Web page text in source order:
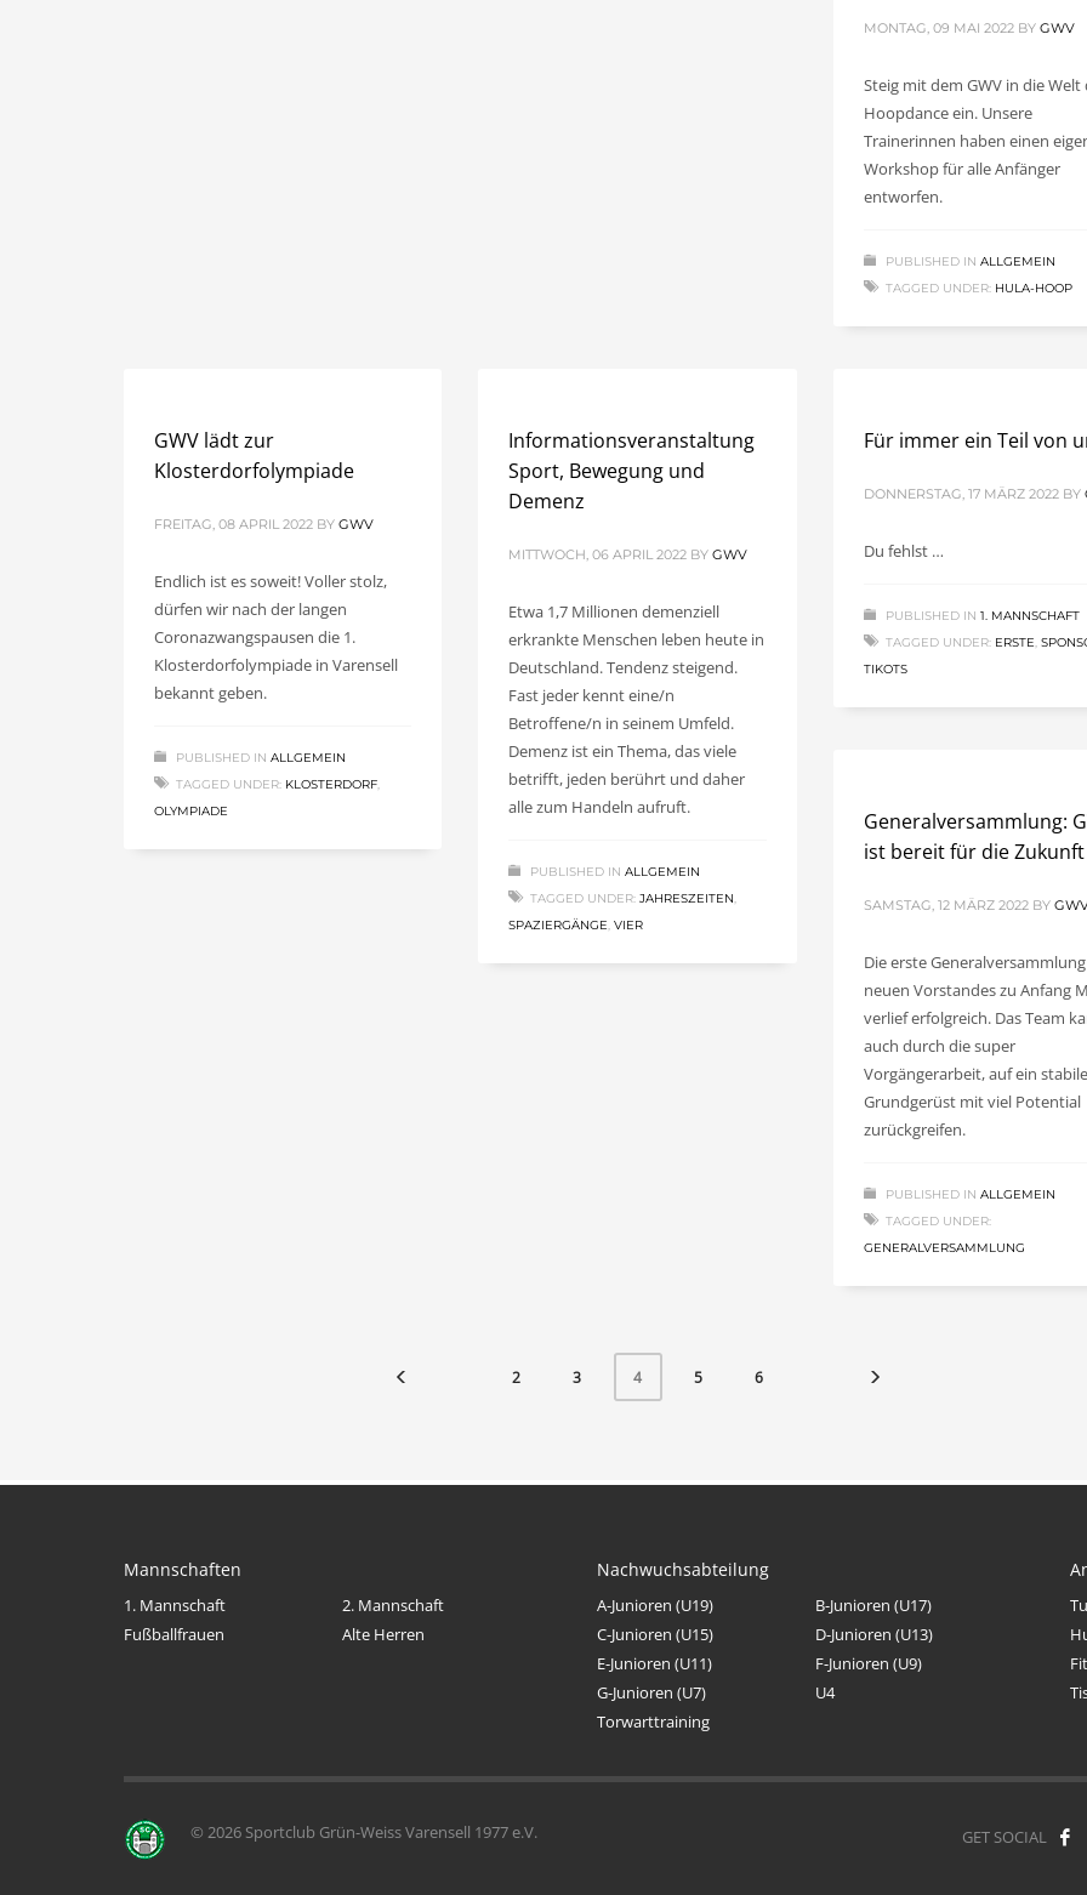
MONTAG, 09 MAI 2022 BY GWV
Steig mit dem GWV in die Welt
Hoopdance ein. Unsere
Trainerinnen haben einen
Workshop für alle Anfänger
entworfen.
PUBLISHED IN ALLGEMEIN
TAGGED UNDER: HULA-HOOP
GWV lädt zur
Klosterdorfolympiade
FREITAG, 08 APRIL 2022 BY GWV
Endlich ist es soweit! Voller stolz,
dürfen wir nach der langen
Coronazwangspausen die 1.
Klosterdorfolympiade in Varensell
bekannt geben.
PUBLISHED IN ALLGEMEIN
TAGGED UNDER: KLOSTERDORF,
OLYMPIADE
Informationsveranstaltung
Sport, Bewegung und
Demenz
MITTWOCH, 06 APRIL 2022 BYGWV
Etwa 1,7 Millionen demenziell
erkrankte Menschen leben heute in
Deutschland. Tendenz steigend.
Fast jeder kennt eine/n
Betroffene/n in seinem Umfeld.
Demenz ist ein Thema, das viele
betrifft, jeden berührt und daher
alle zum Handeln aufruft.
PUBLISHED IN ALLGEMEIN
TAGGED UNDER: JAHRESZEITEN,
SPAZIERGÄNGE,VIER
Für immer ein Teil von
DONNERSTAG, 17 MÄRZ 2022 BY
Du fehlst …
PUBLISHED IN 1. MANNSCHAFT
TAGGED UNDER: ERSTE,
TIKOTS
Generalversammlung:
ist bereit für die Zukunft
SAMSTAG, 12 MÄRZ 2022 BY
Die erste
neuen Vorstandes zu Anfang
verlief erfolgreich. Das Team
auch durch die super
Vorgängerarbeit, auf ein
Grundgerüst mit viel Potential
zurückgreifen.
PUBLISHED IN ALLGEMEIN
TAGGED UNDER:
GENERALVERSAMMLUNG
2 3 4 5 6
Mannschaften
1. Mannschaft
2. Mannschaft
Fußballfrauen
Alte Herren
Nachwuchsabteilung
A-Junioren (U19)
B-Junioren (U17)
C-Junioren (U15)
D-Junioren (U13)
E-Junioren (U11)
F-Junioren (U9)
G-Junioren (U7)
U4
Torwarttraining
GET SOCIAL
© 2026 Sportclub Grün-Weiss Varensell 1977 e.V.